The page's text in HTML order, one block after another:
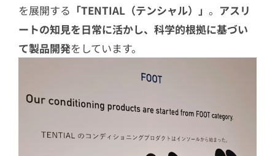
を展開する 「TENTIAL（テンシャル）」 。 アスリ
ートの知見を日常に活かし、科学的根拠に基づい
て製品開発をしています。